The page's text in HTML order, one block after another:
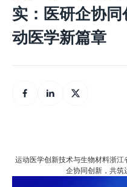
实：医研企协
动医学新篇章
运动医学创新技术与生物材料浙
企协同创新，共筑